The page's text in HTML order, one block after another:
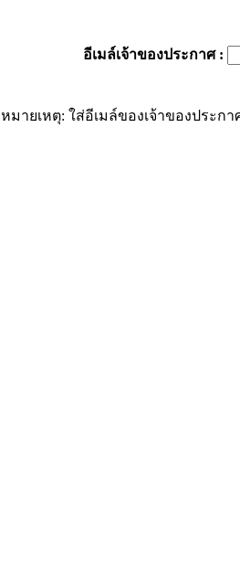
อีเมล์เจ้าของประกาศ:
หมายเหตุ: ใส่อีเมล์ของเจ้าของประก